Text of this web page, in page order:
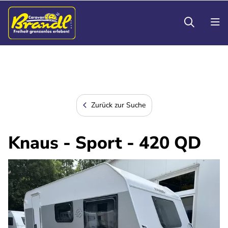
Zurück zur Suche
Knaus - Sport - 420 QD